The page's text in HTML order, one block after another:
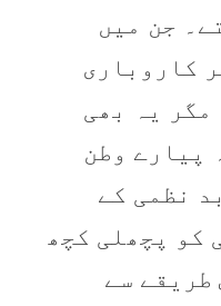
جن میں
کاروباری
مگر یہ بھی
پیارے وطن
نظمی کے
کو پچھلی کچھ
طریقے سے